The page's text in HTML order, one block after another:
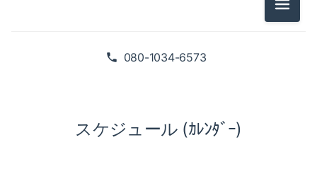
080-1034-6573
メニュ
スケジュール (ｶﾚﾝﾀﾞｰ)